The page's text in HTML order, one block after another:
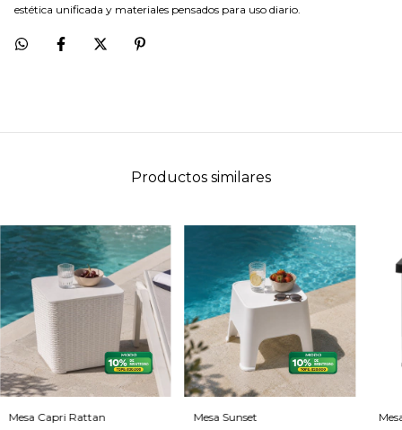
estética unificada y materiales pensados para uso diario.
Productos similares
Mesa Capri Rattan Mesa Sunset